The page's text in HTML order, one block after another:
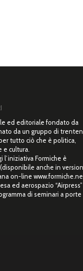
ed editoriale fondato da
da un gruppo di
tutto ciò che è politica,
e cultura.
l’iniziativa Formiche è
anche in
on-line
ed aerospazio “Airpress”
di seminari a porte